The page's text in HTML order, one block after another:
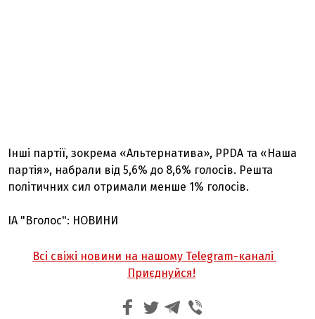
Інші партії, зокрема «Альтернатива», PPDA та «Наша
партія», набрали від 5,6% до 8,6% голосів. Решта
політичних сил отримали менше 1% голосів.
ІА "Вголос": НОВИНИ
Всі свіжі новини на нашому Telegram-каналі
Приєднуйся!